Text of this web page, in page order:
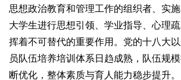
思想政治教育和管理工作的组织者、实
大学生进行思想引领、学业指导、心理
挥着不可替代的重要作用。党的十八大
员队伍培养培训体系日趋成熟，队伍规
断优化，整体素质与育人能力稳步提升。